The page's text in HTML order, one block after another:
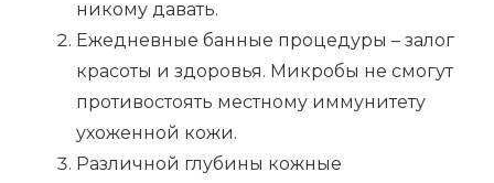
никому давать.
Ежедневные банные процедуры – залог
красоты и здоровья. Микробы не смогут
противостоять местному иммунитету
ухоженной кожи.
Различной глубины кожные